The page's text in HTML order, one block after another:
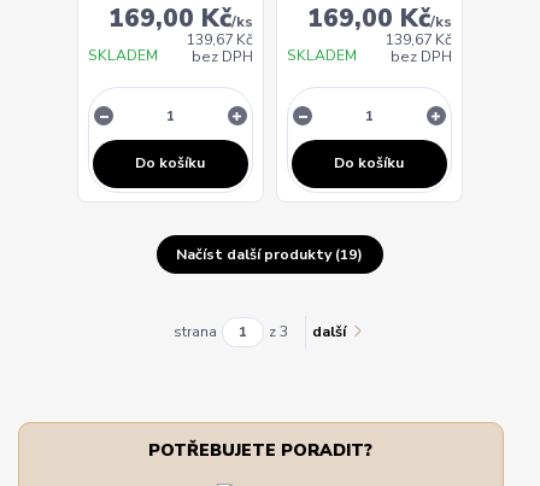
169,00 Kč/ks
139,67 Kč
bez DPH
SKLADEM
Do košíku
169,00 Kč/ks
139,67 Kč
bez DPH
SKLADEM
Do košíku
Načíst další produkty (19)
strana z 3 další
POTŘEBUJETE PORADIT?